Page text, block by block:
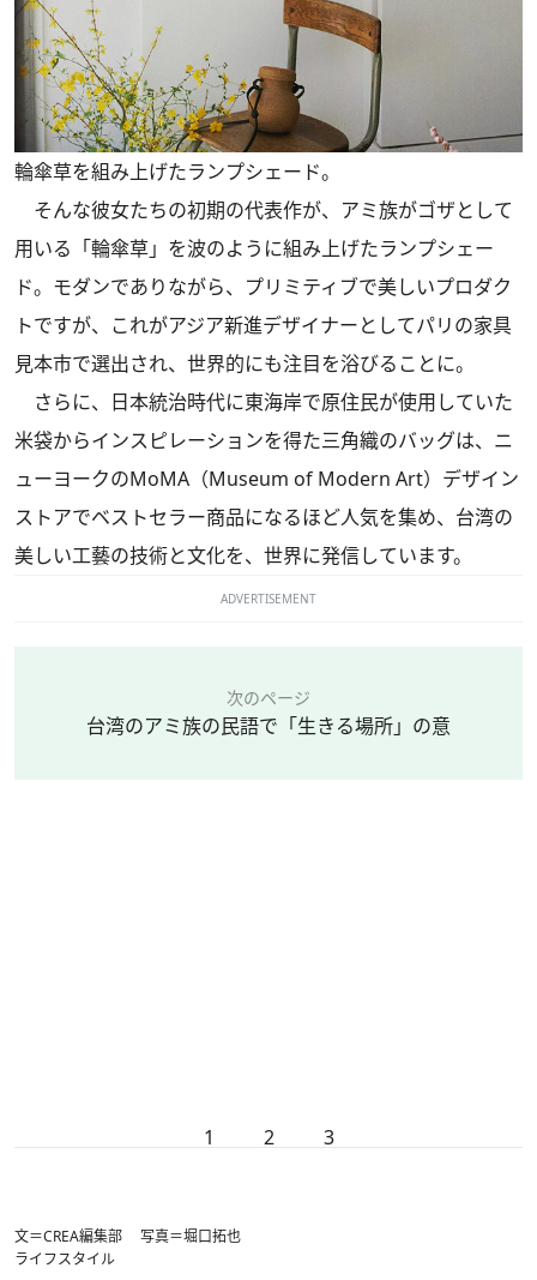
輪傘草を組み上げたランプシェード。
そんな彼女たちの初期の代表作が、アミ族がゴザとして
用いる「輪傘草」を波のように組み上げたランプシェー
ド。モダンでありながら、プリミティブで美しいプロダク
トですが、これがアジア新進デザイナーとしてパリの家具
見本市で選出され、世界的にも注目を浴びることに。
さらに、日本統治時代に東海岸で原住民が使用していた
米袋からインスピレーションを得た三角織のバッグは、ニ
ューヨークのMoMA（Museum of Modern Art）デザイン
ストアでベストセラー商品になるほど人気を集め、台湾の
美しい工藝の技術と文化を、世界に発信しています。
ADVERTISEMENT
次のページ
台湾のアミ族の民語で「生きる場所」の意
1 2 3
文＝CREA編集部 写真＝堀口拓也
ライフスタイル